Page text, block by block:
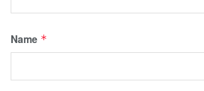
Name *